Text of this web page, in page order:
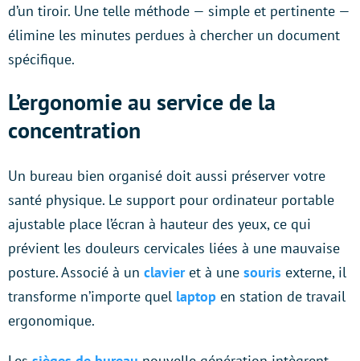
d’un tiroir. Une telle méthode — simple et pertinente —
élimine les minutes perdues à chercher un document
spécifique.
L’ergonomie au service de la
concentration
Un bureau bien organisé doit aussi préserver votre
santé physique. Le support pour ordinateur portable
ajustable place l’écran à hauteur des yeux, ce qui
prévient les douleurs cervicales liées à une mauvaise
posture. Associé à un clavieret à une souris externe, il
transforme n’importe quel laptop en station de travail
ergonomique.